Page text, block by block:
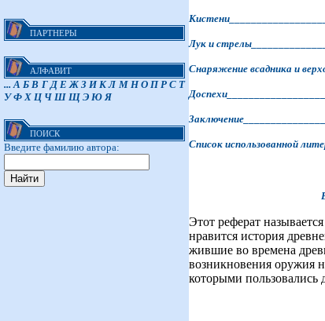
ПАРТНЕРЫ
АЛФАВИТ
... А Б В Г Д Е Ж З И К Л М Н О П Р С Т
У Ф Х Ц Ч Ш Щ Э Ю Я
ПОИСК
Введите фамилию автора:
Лук и
Снаряжение всадника и
Список использованной
Этот реферат
нравится история
жившие во времена
возникновения оружия
которыми пользовались